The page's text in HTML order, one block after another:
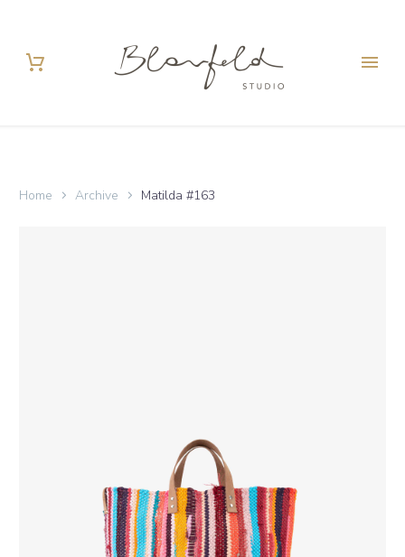
Home Archive Matilda #163